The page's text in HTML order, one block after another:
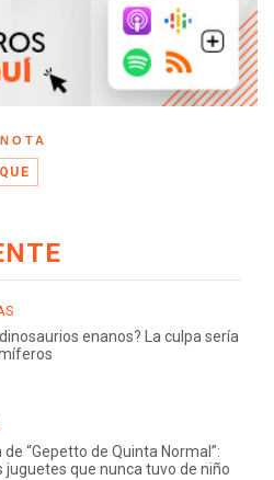
enanos? La culpa sería
de “Gepetto de Quinta Normal”:
juguetes que nunca tuvo de niño